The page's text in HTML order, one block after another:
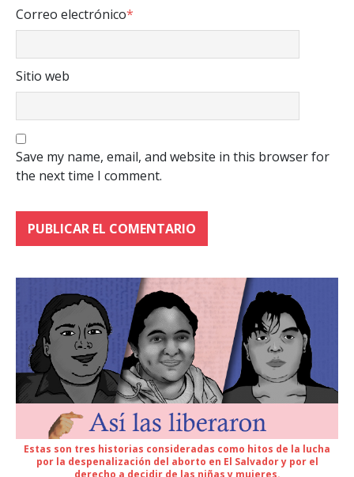
Correo electrónico*
Sitio web
Save my name, email, and website in this browser for
the next time I comment.
Estas son tres historias consideradas como hitos de la lucha
por la despenalización del aborto en El Salvador y por el
derecho a decidir de las niñas y mujeres.